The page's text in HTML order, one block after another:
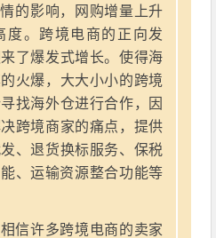
的影响，网购增量上升
度。跨境电商的正向发
了爆发式增长。使得海
火爆，大大小小的跨境
找海外仓进行合作，因
跨境商家的痛点，提供
、退货换标服务、保税
、运输资源整合功能等
相信许多跨境电商的卖家